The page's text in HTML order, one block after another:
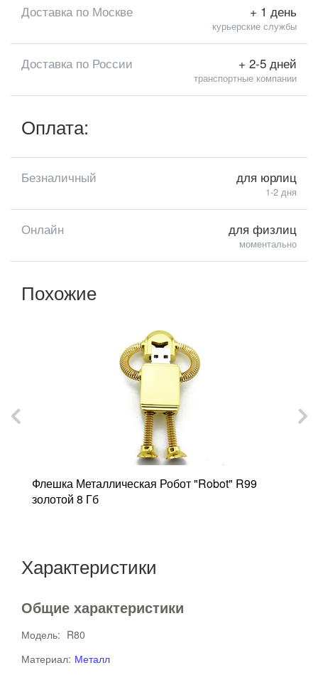
Доставка по Москве + 1 день
курьерские службы
Доставка по России + 2-5 дней
транспортные компании
Оплата:
Безналичный для юрлиц
1-2 дня
Онлайн для физлиц
моментально
Похожие
Флешка Металлическая Робот "Robot" R99
золотой 8 Гб
Характеристики
Общие характеристики
Модель: R80
Материал: Металл